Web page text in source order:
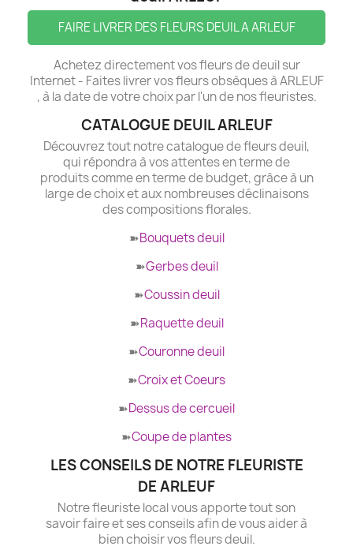
FAIRE LIVRER DES FLEURS DEUIL A ARLEUF
Achetez directement vos fleurs de deuil sur
Internet - Faites livrer vos fleurs obsèques à ARLEUF
, à la date de votre choix par l'un de nos fleuristes.
CATALOGUE DEUIL ARLEUF
Découvrez tout notre catalogue de fleurs deuil,
qui répondra à vos attentes en terme de
produits comme en terme de budget, grâce à un
large de choix et aux nombreuses déclinaisons
des compositions florales.
➽Bouquets deuil
➽Gerbes deuil
➽Coussin deuil
➽Raquette deuil
➽Couronne deuil
➽Croix et Coeurs
➽Dessus de cercueil
➽Coupe de plantes
LES CONSEILS DE NOTRE FLEURISTE
DE ARLEUF
Notre fleuriste local vous apporte tout son
savoir faire et ses conseils afin de vous aider à
bien choisir vos fleurs deuil.